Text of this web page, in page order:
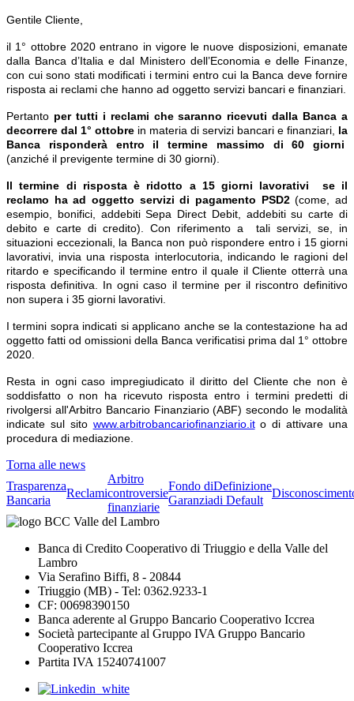
Gentile Cliente,
il 1° ottobre 2020 entrano in vigore le nuove disposizioni, emanate
dalla Banca d’Italia e dal Ministero dell’Economia e delle Finanze,
con cui sono stati modificati i termini entro cui la Banca deve fornire
risposta ai reclami che hanno ad oggetto servizi bancari e finanziari.
Pertanto per tutti i reclami che saranno ricevuti dalla Banca a
decorrere dal 1° ottobre in materia di servizi bancari e finanziari, la
Banca risponderà entro il termine massimo di 60 giorni
(anziché il previgente termine di 30 giorni).
Il termine di risposta è ridotto a 15 giorni lavorativi
se il
reclamo ha ad oggetto servizi di pagamento PSD2(come, ad
esempio, bonifici, addebiti Sepa Direct Debit, addebiti su carte di
debito e carte di credito). Con riferimento a tali servizi, se, in
situazioni eccezionali, la Banca non può rispondere entro i 15 giorni
lavorativi, invia una risposta interlocutoria, indicando le ragioni del
ritardo e specificando il termine entro il quale il Cliente otterrà una
risposta definitiva. In ogni caso il termine per il riscontro definitivo
non supera i 35 giorni lavorativi.
I termini sopra indicati si applicano anche se la contestazione ha ad
oggetto fatti od omissioni della Banca verificatisi prima dal 1° ottobre
2020.
Resta in ogni caso impregiudicato il diritto del Cliente che non è
soddisfatto o non ha ricevuto risposta entro i termini predetti di
rivolgersi all'Arbitro Bancario Finanziario (ABF) secondo le modalità
indicate sul sito www.arbitrobancariofinanziario.ito di attivare una
procedura di mediazione.
Torna alle news
Trasparenza
Bancaria
Reclami
Arbitro
controversie
finanziarie
Fondo di
Garanzia
Definizione
di Default
Banca di Credito Cooperativo di Triuggio e della Valle del
Lambro
Via Serafino Biffi, 8 - 20844
Triuggio (MB) - Tel: 0362.9233-1
CF: 00698390150
Banca aderente al Gruppo Bancario Cooperativo Iccrea
Società partecipante al Gruppo IVA Gruppo Bancario
Cooperativo Iccrea
Partita IVA 15240741007